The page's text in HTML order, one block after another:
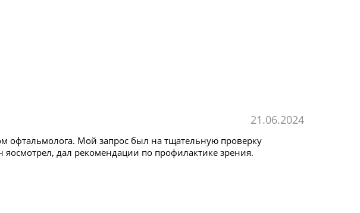
21.06.2024
офтальмолога. Мой запрос был на тщательную проверку
дал рекомендации по профилактике зрения.